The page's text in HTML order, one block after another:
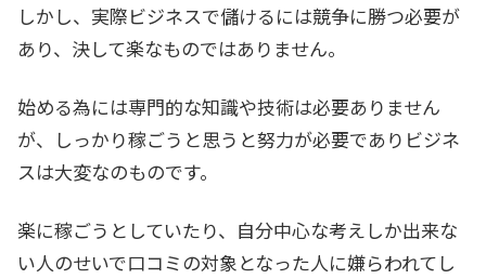
しかし、実際ビジネスで儲けるには競争に勝つ必要が
あり、決して楽なものではありません。
始める為には専門的な知識や技術は必要ありません
が、しっかり稼ごうと思うと努力が必要でありビジネ
スは大変なのものです。
楽に稼ごうとしていたり、自分中心な考えしか出来な
い人のせいで口コミの対象となった人に嫌らわれてし